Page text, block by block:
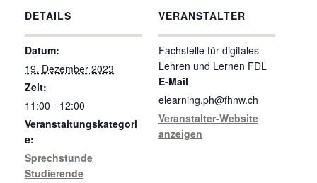
DETAILS
Datum:
19. Dezember 2023
Zeit:
11:00 - 12:00
Veranstaltungskategori
e:
Sprechstunde
Studierende
VERANSTALTER
Fachstelle für digitales
Lehren und Lernen FDL
E-Mail
elearning.ph@fhnw.ch
Veranstalter-Website
anzeigen